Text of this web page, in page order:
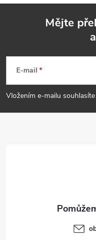
p
a
Mějte
E-mail
Vložením e-mailu